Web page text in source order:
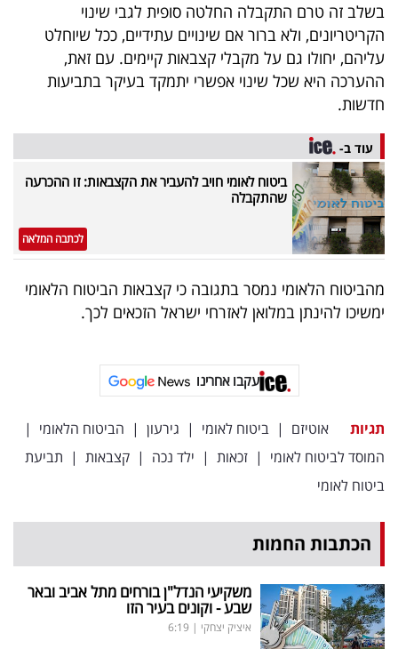
בשלב זה טרם התקבלה החלטה סופית לגבי שינוי
הקריטריונים, ולא ברור אם שינויים עתידיים, ככל שיוחלט
עליהם, יחולו גם על מקבלי קצבאות קיימים. עם זאת,
ההערכה היא שכל שינוי אפשרי יתמקד בעיקר בתביעות
חדשות.
עוד ב-
ביטוח לאומי חויב להעביר את הקצבאות: זו ההכרעה
שהתקבלה
לכתבה המלאה
מהביטוח הלאומי נמסר בתגובה כי קצבאות הביטוח הלאומי
ימשיכו להינתן במלואן לאזרחי ישראל הזכאים לכך.
עקבו אחרינו
תגיות אוטיזם | ביטוח לאומי | גירעון | הביטוח הלאומי |
המוסד לביטוח לאומי | זכאות | ילד נכה | קצבאות | תביעת
ביטוח לאומי
הכתבות החמות
משקיעי הנדל"ן בורחים מתל אביב ובאר
שבע - וקונים בעיר הזו
איציק יצחקי |
6:19